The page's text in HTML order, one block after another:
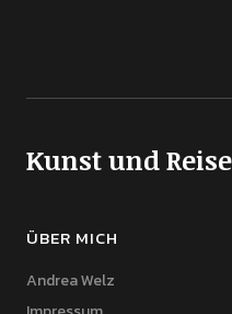
Kunst und
ÜBER MICH
Andrea Welz